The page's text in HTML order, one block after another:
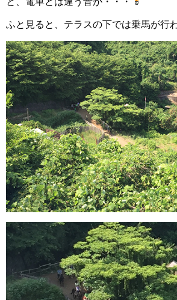
ふと見ると、テラスの下では乗馬が行